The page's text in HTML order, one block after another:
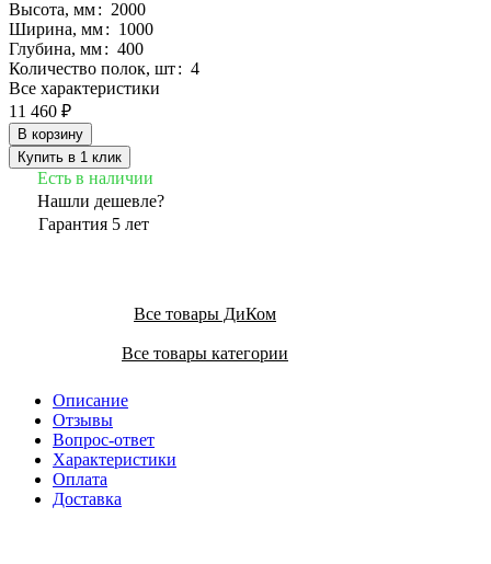
Высота, мм: 2000
Ширина, мм: 1000
Глубина, мм: 400
Количество полок, шт: 4
Все характеристики
11 460 ₽
В корзину
Купить в 1 клик
Есть в наличии
Нашли дешевле?
Гарантия 5 лет
Все товары ДиКом
Все товары категории
Описание
Отзывы
Вопрос-ответ
Характеристики
Оплата
Доставка